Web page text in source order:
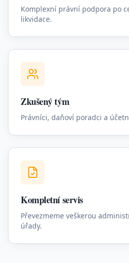
Komplexní právní podpora po
likvidace.
Zkušený tým
Právníci, daňoví poradci a
Kompletní servis
Převezmeme veškerou
úřady.